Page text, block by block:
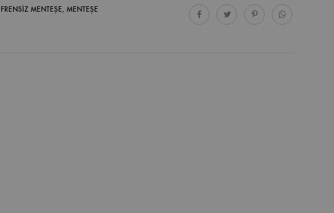
FRENSIZ MENTEŞE, MENTEŞE